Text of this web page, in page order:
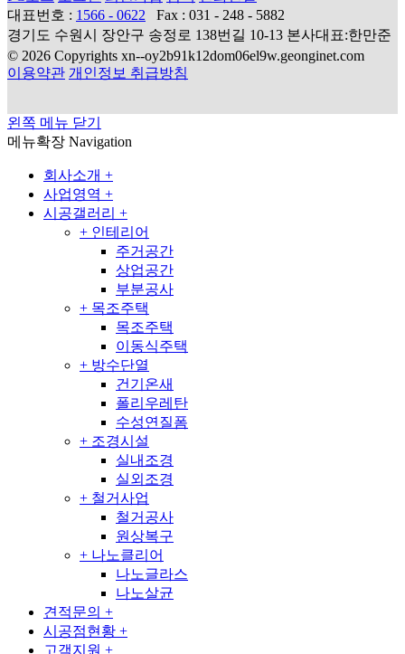
대표번호 : 1566 - 0622
Fax : 031 - 248 - 5882
경기도 수원시 장안구 송정로 138번길 10-13 본사대표:한만준
© 2026 Copyrights xn--oy2b91k12dom06el9w.geonginet.com
이용약관 개인정보 취급방침
왼쪽 메뉴 닫기
메뉴확장 Navigation
회사소개 +
사업영역 +
시공갤러리 +
+ 인테리어
주거공간
상업공간
부분공사
+ 목조주택
목조주택
이동식주택
+ 방수단열
건기온새
폴리우레탄
수성연질폼
+ 조경시설
실내조경
실외조경
+ 철거사업
철거공사
원상복구
+ 나노클리어
나노글라스
나노살균
견적문의 +
시공점현황 +
고객지원 +